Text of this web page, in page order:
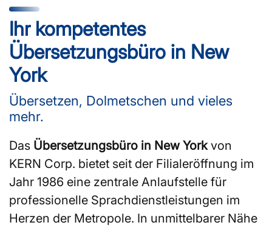
Ihr kompetentes
Übersetzungsbüro in New
York
Übersetzen, Dolmetschen und vieles
mehr.
Das Übersetzungsbüro in New Yorkvon
KERN Corp. bietet seit der Filialeröffnung im
Jahr 1986 eine zentrale Anlaufstelle für
professionelle Sprachdienstleistungen im
Herzen der Metropole. In unmittelbarer Nähe